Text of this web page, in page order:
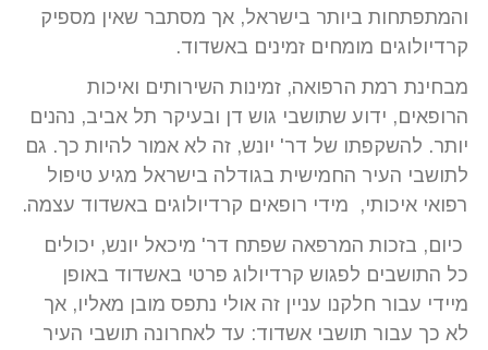
והמתפתחות ביותר בישראל, אך מסתבר שאין מספיק
קרדיולוגים מומחים זמינים באשדוד.
מבחינת רמת הרפואה, זמינות השירותים ואיכות
הרופאים, ידוע שתושבי גוש דן ובעיקר תל אביב, נהנים
יותר. להשקפתו של דר' יונש, זה לא אמור להיות כך. גם
לתושבי העיר החמישית בגודלה בישראל מגיע טיפול
רפואי איכותי, מידי רופאים קרדיולוגים באשדוד עצמה.
כיום, בזכות המרפאה שפתח דר' מיכאל יונש, יכולים
כל התושבים לפגוש קרדיולוג פרטי באשדוד באופן
מיידי עבור חלקנו עניין זה אולי נתפס מובן מאליו, אך
לא כך עבור תושבי אשדוד: עד לאחרונה תושבי העיר